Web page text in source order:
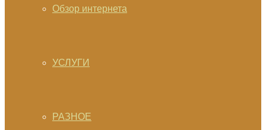
Обзор интернета
УСЛУГИ
РАЗНОЕ